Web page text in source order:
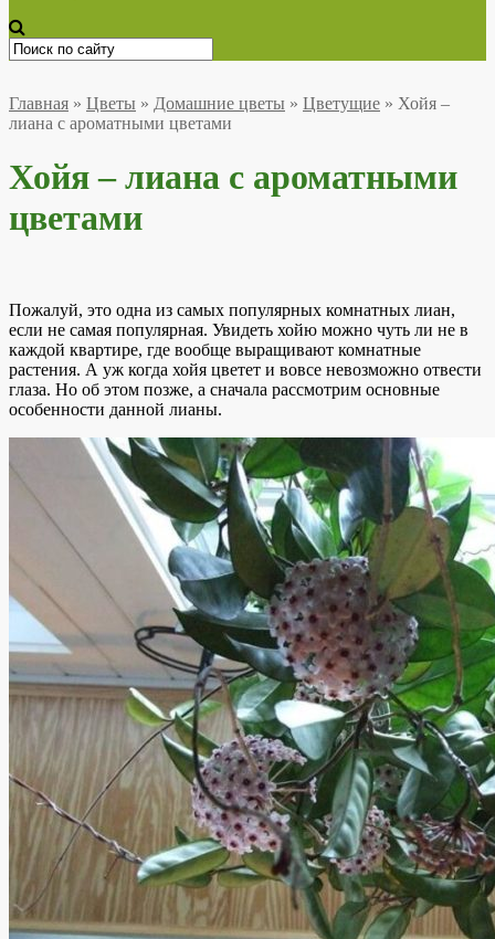
Главная » Цветы » Домашние цветы » Цветущие » Хойя –
лиана с ароматными цветами
Хойя – лиана с ароматными
цветами
Пожалуй, это одна из самых популярных комнатных лиан,
если не самая популярная. Увидеть хойю можно чуть ли не в
каждой квартире, где вообще выращивают комнатные
растения. А уж когда хойя цветет и вовсе невозможно отвести
глаза. Но об этом позже, а сначала рассмотрим основные
особенности данной лианы.